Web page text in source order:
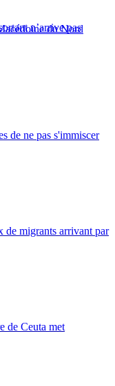
n’arrive pas
du Nord
de ne pas s'immiscer
de migrants arrivant par
de Ceuta met